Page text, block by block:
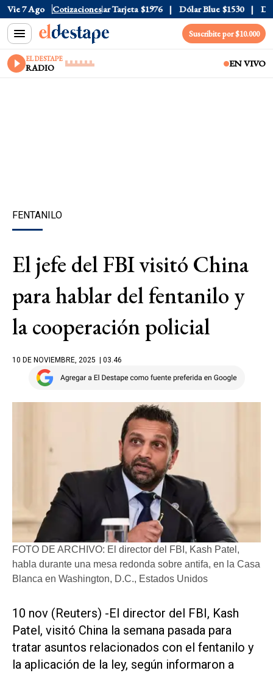
Vie 7 Ago Cotizaciones
Oficial $1520 Dólar Tarjeta $1976 Dólar Blue $1530
Suscribite por $10.000
EL DESTAPE
RADIO EN VIVO
FENTANILO
El jefe del FBI visitó China
para hablar del fentanilo y
la cooperación policial
10 DE NOVIEMBRE, 2025 | 03.46
FOTO DE ARCHIVO: El director del FBI, Kash Patel,
habla durante una mesa redonda sobre antifa, en la Casa
Blanca en Washington, D.C., Estados Unidos
10 nov (Reuters) -El director del FBI, Kash
Patel, visitó China la semana pasada para
tratar asuntos relacionados con el fentanilo y
la aplicación de la ley, según informaron a